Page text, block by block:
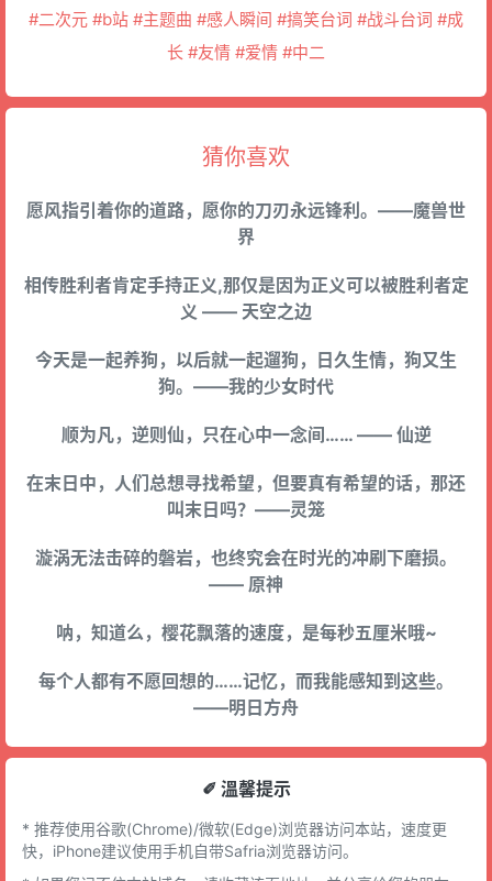
#二次元 #b站 #主题曲 #感人瞬间 #搞笑台词 #战斗台词 #成
长 #友情 #爱情 #中二
猜你喜欢
愿风指引着你的道路，愿你的刀刃永远锋利。——魔兽世
界
相传胜利者肯定手持正义,那仅是因为正义可以被胜利者定
义 —— 天空之边
今天是一起养狗，以后就一起遛狗，日久生情，狗又生
狗。——我的少女时代
顺为凡，逆则仙，只在心中一念间…… —— 仙逆
在末日中，人们总想寻找希望，但要真有希望的话，那还
叫末日吗？——灵笼
漩涡无法击碎的磐岩，也终究会在时光的冲刷下磨损。
—— 原神
呐，知道么，樱花飘落的速度，是每秒五厘米哦~
每个人都有不愿回想的……记忆，而我能感知到这些。
——明日方舟
✐ 溫馨提示
* 推荐使用谷歌(Chrome)/微软(Edge)浏览器访问本站，速度更
快，iPhone建议使用手机自带Safria浏览器访问。